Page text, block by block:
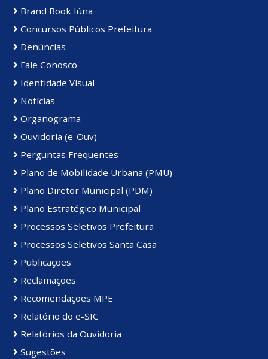
Brand Book Iúna
Concursos Públicos Prefeitura
Denúncias
Fale Conosco
Identidade Visual
Notícias
Organograma
Ouvidoria (e-Ouv)
Perguntas Frequentes
Plano de Mobilidade Urbana (PMU)
Plano Diretor Municipal (PDM)
Plano Estratégico Municipal
Processos Seletivos Prefeitura
Processos Seletivos Santa Casa
Publicações
Reclamações
Recomendações MPE
Relatório do e-SIC
Relatórios da Ouvidoria
Sugestões